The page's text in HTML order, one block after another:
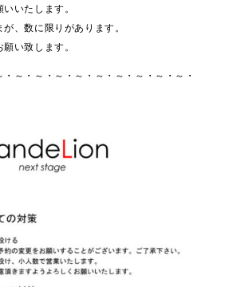
いたします。
、数に限りがあります。
い致します。
・～・～・～・～・～・～・～・～・～・